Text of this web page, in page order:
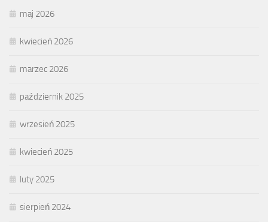
maj 2026
kwiecień 2026
marzec 2026
październik 2025
wrzesień 2025
kwiecień 2025
luty 2025
sierpień 2024